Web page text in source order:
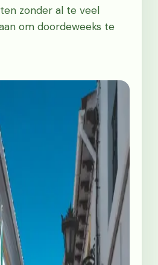
zonder al te veel
om doordeweeks te